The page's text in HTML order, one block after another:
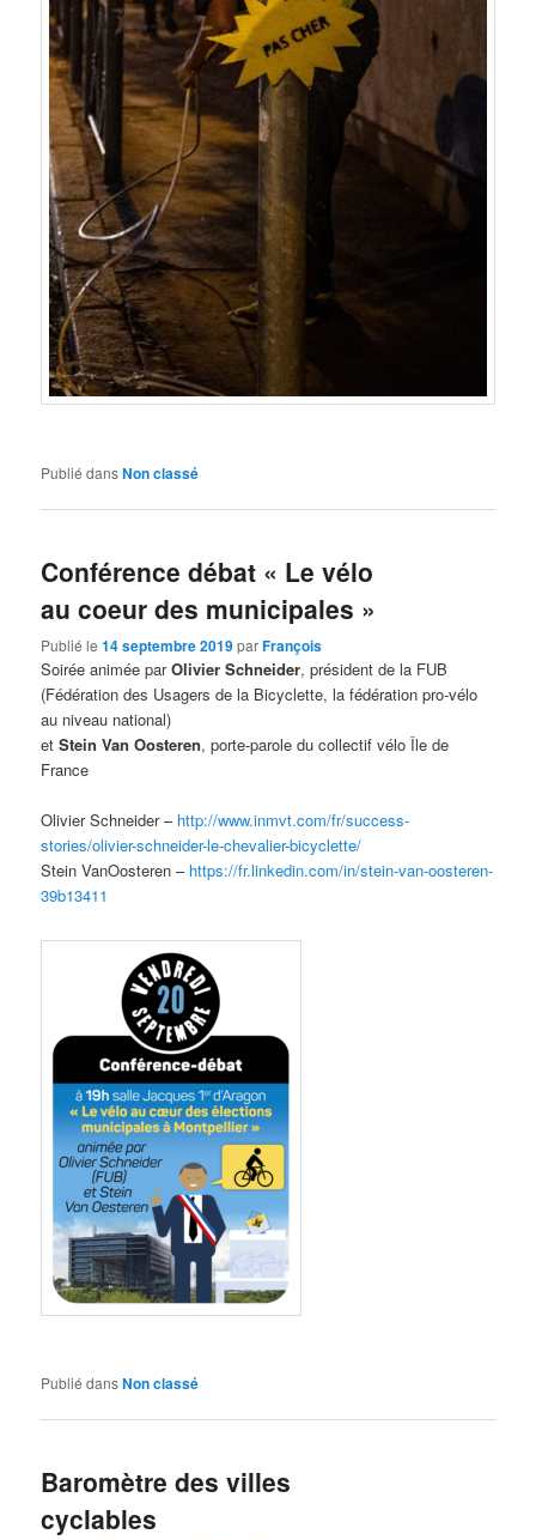
Publié dansNon classé
Conférence débat « Le vélo
au coeur des municipales »
Publié le14 septembre 2019parFrançois
Soirée animée parOlivier Schneider, président de la FUB
(Fédération des Usagers de la Bicyclette, la fédération pro-vélo
au niveau national)
etStein Van Oosteren, porte-parole du collectif vélo Île de
France
Olivier Schneider – http://www.inmvt.com/fr/success-
stories/olivier-schneider-le-chevalier-bicyclette/
Stein VanOosteren – https://fr.linkedin.com/in/stein-van-oosteren-
39b13411
Publié dansNon classé
Baromètre des villes
cyclables